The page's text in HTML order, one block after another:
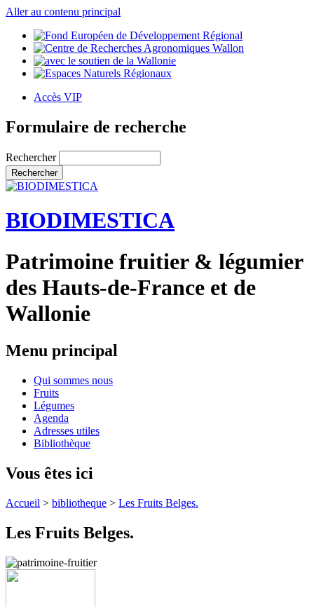
Aller au contenu principal
Accès VIP
Formulaire de recherche
Rechercher
BIODIMESTICA
Patrimoine fruitier & légumier
des Hauts-de-France et de
Wallonie
Menu principal
Qui sommes nous
Fruits
Légumes
Agenda
Adresses utiles
Bibliothèque
Vous êtes ici
Accueil > bibliotheque > Les Fruits Belges.
Les Fruits Belges.